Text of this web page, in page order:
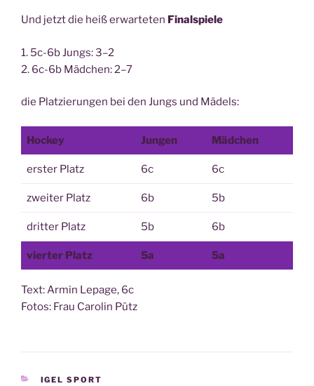
Und jetzt die heiß erwar­te­ten Finalspiele
1. 5c-6b Jungs: 3–2
2. 6c-6b Mäd­chen: 2–7
die Plat­zie­run­gen bei den Jungs und Mädels:
Hockey Jun­gen Mäd­chen
ers­ter Platz 6c 6c
zwei­ter Platz 6b 5b
drit­ter Platz 5b 6b
vier­ter Platz 5a 5a
Text: Armin Lepage, 6c
Fotos: Frau Caro­lin Pütz
KATEGORIEN
IGEL SPORT